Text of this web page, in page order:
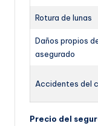
Rotura de lunas
Daños propios
asegurado
Accidentes del
Precio del